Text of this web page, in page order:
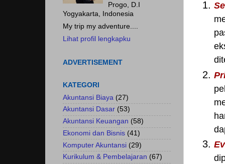
Progo, D.I
Yogyakarta, Indonesia
My trip my adventure....
Lihat profil lengkapku
ADVERTISEMENT
KATEGORI
Akuntansi Biaya (27)
Akuntansi Dasar (53)
Akuntansi Keuangan (58)
Ekonomi dan Bisnis (41)
Komputer Akuntansi (29)
Kurikulum & Pembelajaran (67)